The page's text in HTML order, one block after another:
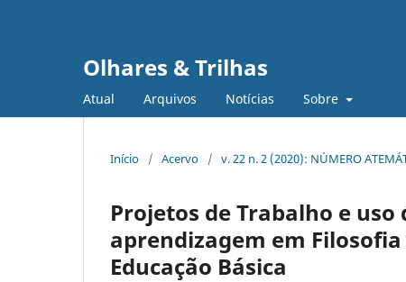
Olhares & Trilhas
Atual Arquivos Notícias Sobre
Início / Acervo / v. 22 n. 2 (2020): NÚMERO
Projetos de Trabalho e
aprendizagem em
Educação Básica